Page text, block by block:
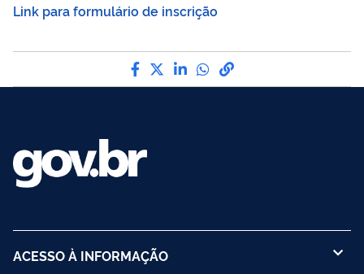
Link para formulário de inscrição
Compartilhe por Facebook
Compartilhe por Twitter
Compartilhe por
Compartilhe por
link para Copiar
ACESSO À INFORMAÇÃO